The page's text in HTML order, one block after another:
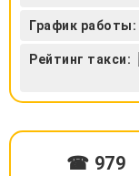
График работы:
Рейтинг такси:
☎ 979